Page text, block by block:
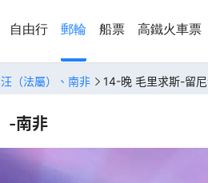
自由行 郵輪 船票 高鐵火車票
（法屬）、南非 14-晚 毛里求斯-留
-南非